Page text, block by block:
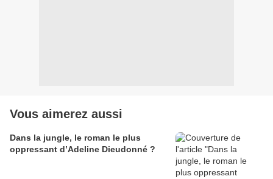
Vous aimerez aussi
Dans la jungle, le roman le plus
oppressant d’Adeline Dieudonné ?